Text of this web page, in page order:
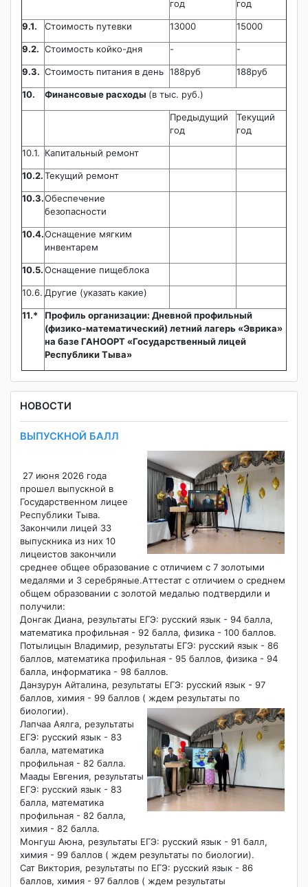
год
год
9.1. Стоимость путевки 13000 15000
9.2. Стоимость койко-дня - -
9.3. Стоимость питания в день 188руб 188руб
10. Финансовые расходы (в тыс. руб.)
Предыдущий
год
Текущий
год
10.1. Капитальный ремонт
10.2.Текущий ремонт
10.3.Обеспечение
безопасности
10.4.Оснащение мягким
инвентарем
10.5.Оснащение пищеблока
10.6. Другие (указать какие)
11.* Профиль организации: Дневной профильный
(физико-математический) летний лагерь «Эврика»
на базе ГАНООРТ «Государственный лицей
Республики Тыва»
НОВОСТИ
ВЫПУСКНОЙ БАЛЛ
27 июня 2026 года
прошел выпускной в
Государственном лицее
Республики Тыва.
Закончили лицей 33
выпускника из них 10
лицеистов закончили
среднее общее образование с отличием с 7 золотыми
медалями и 3 серебряные.Аттестат с отличием о среднем
общем образовании с золотой медалью подтвердили и
получили:
Донгак Диана, результаты ЕГЭ: русский язык - 94 балла,
математика профильная - 92 балла, физика - 100 баллов.
Потылицын Владимир, результаты ЕГЭ: русский язык - 86
баллов, математика профильная - 95 баллов, физика - 94
балла, информатика - 98 баллов.
Данзурун Айталина, результаты ЕГЭ: русский язык - 97
баллов, химия - 99 баллов ( ждем результаты по
биологии).
Лапчаа Аялга, результаты
ЕГЭ: русский язык - 83
балла, математика
профильная - 82 балла.
Маады Евгения, результаты
ЕГЭ: русский язык - 83
балла, математика
профильная - 82 балла,
химия - 82 балла.
Монгуш Аюна, результаты ЕГЭ: русский язык - 91 балл,
химия - 99 баллов ( ждем результаты по биологии).
Сат Виктория, результаты по ЕГЭ: русский язык - 86
баллов, химия - 97 баллов ( ждем результаты